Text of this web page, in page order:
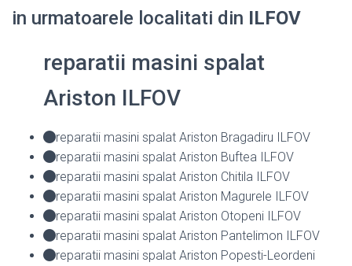
in urmatoarele localitati din ILFOV
reparatii masini spalat
Ariston ILFOV
reparatii masini spalat Ariston Bragadiru ILFOV
reparatii masini spalat Ariston Buftea ILFOV
reparatii masini spalat Ariston Chitila ILFOV
reparatii masini spalat Ariston Magurele ILFOV
reparatii masini spalat Ariston Otopeni ILFOV
reparatii masini spalat Ariston Pantelimon ILFOV
reparatii masini spalat Ariston Popesti-Leordeni